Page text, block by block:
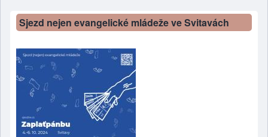
Sjezd nejen evangelické mládeže ve Svitavách